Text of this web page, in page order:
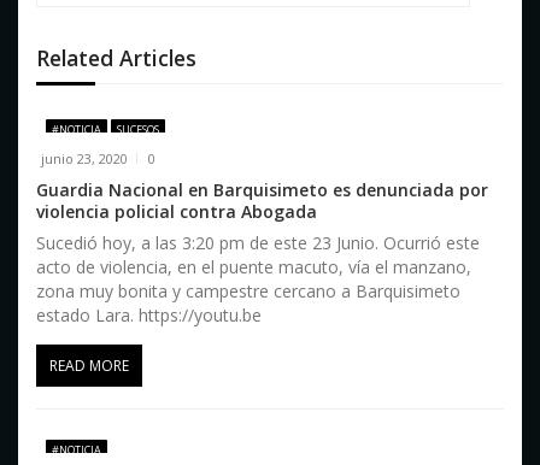
n
d
e
e
n
t
r
a
d
a
Related Articles
#NOTICIA SUCESOS
junio 23, 2020 0
Guardia Nacional en Barquisimeto es denunciada por
violencia policial contra Abogada
Sucedió hoy, a las 3:20 pm de este 23 Junio. Ocurrió este
acto de violencia, en el puente macuto, vía el manzano,
zona muy bonita y campestre cercano a Barquisimeto
estado Lara. https://youtu.be
READ MORE
#NOTICIA